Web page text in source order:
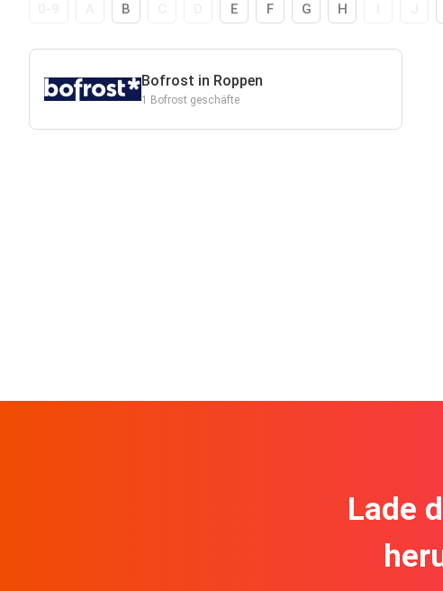
B E F G H
Bofrost in Roppen
1 Bofrost geschäfte
Lade